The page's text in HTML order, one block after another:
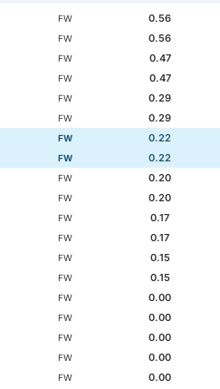
FW
0.56
FW
0.56
FW
0.47
FW
0.47
FW
0.29
FW
0.29
FW
0.22
FW
0.22
FW
0.20
FW
0.20
FW
0.17
FW
0.17
FW
0.15
FW
0.15
FW
0.00
FW
0.00
FW
0.00
FW
0.00
FW
0.00